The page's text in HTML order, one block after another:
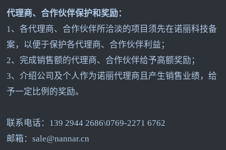
代理商、合作伙伴保护和奖励：
1、各代理商、合作伙伴所洽淡的项目须先在诺丽科技备
案，以便于保护各代理商、合作伙伴利益；
2、完成销售额的代理商、合作伙伴给予高额奖励；
3、介绍公司及个人作为诺丽代理商且产生销售业绩，给
予一定比例的奖励。
联系电话：139 2944 2686\0769-2271 6762
邮箱：sale@nannar.cn